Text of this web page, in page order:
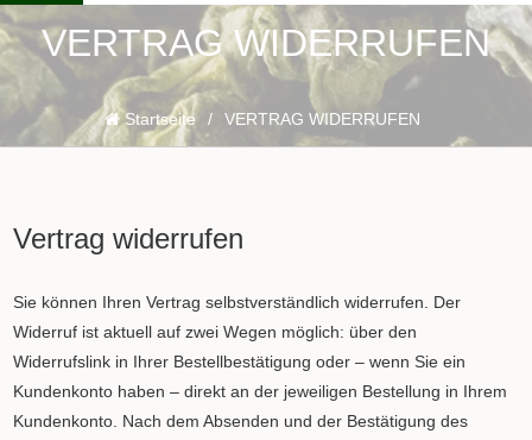
VERTRAG WIDERRUFEN
Startseite / VERTRAG WIDERRUFEN
Vertrag widerrufen
Sie können Ihren Vertrag selbstverständlich widerrufen. Der
Widerruf ist aktuell auf zwei Wegen möglich: über den
Widerrufslink in Ihrer Bestellbestätigung oder – wenn Sie ein
Kundenkonto haben – direkt an der jeweiligen Bestellung in Ihrem
Kundenkonto. Nach dem Absenden und der Bestätigung des